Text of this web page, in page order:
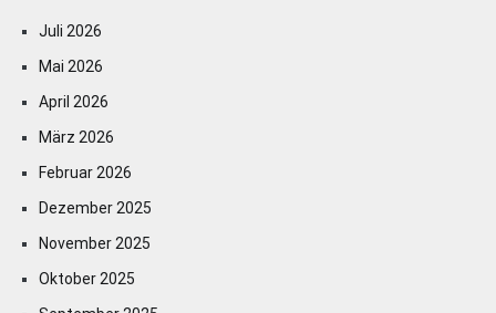
Juli 2026
Mai 2026
April 2026
März 2026
Februar 2026
Dezember 2025
November 2025
Oktober 2025